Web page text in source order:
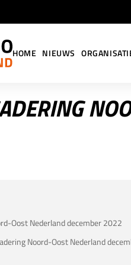
HOME NIEUWS
Oost Nederland december 2022
Noord-Oost Nederland